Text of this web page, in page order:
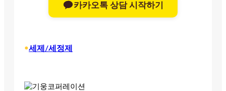
카카오톡 상담 시작하기
•세제/세정제